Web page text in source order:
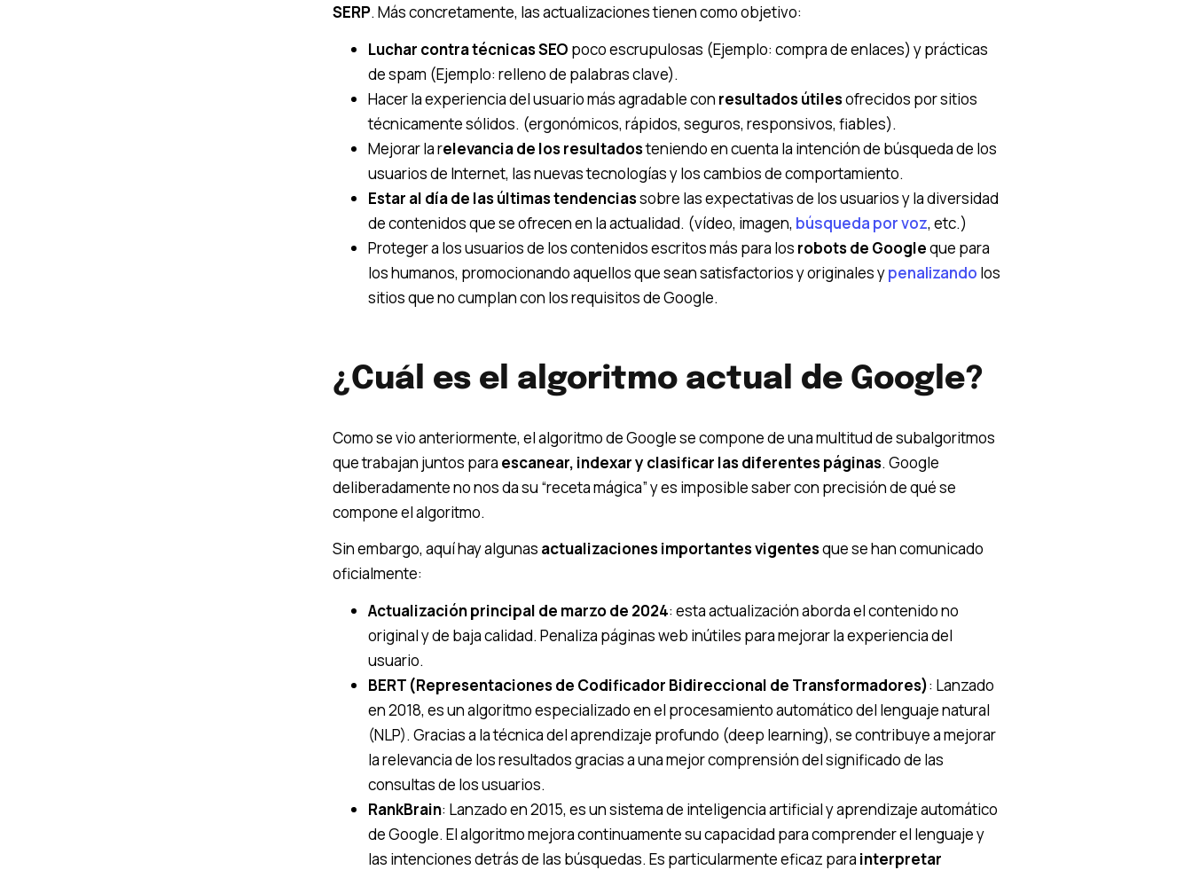
SERP. Más concretamente, las actualizaciones tienen como objetivo:
Luchar contra técnicas SEO poco escrupulosas (Ejemplo: compra de enlaces) y prácticas
de spam (Ejemplo: relleno de palabras clave).
Hacer la experiencia del usuario más agradable con resultados útilesofrecidos por sitios
técnicamente sólidos. (ergonómicos, rápidos, seguros, responsivos, fiables).
Mejorar la relevancia de los resultadosteniendo en cuenta la intención de búsqueda de los
usuarios de Internet, las nuevas tecnologías y los cambios de comportamiento.
Estar al día de las últimas tendenciassobre las expectativas de los usuarios y la diversidad
de contenidos que se ofrecen en la actualidad. (vídeo, imagen, búsqueda por voz, etc.)
Proteger a los usuarios de los contenidos escritos más para los robots de Googleque para
los humanos, promocionando aquellos que sean satisfactorios y originales ypenalizando los
sitios que no cumplan con los requisitos de Google.
¿Cuál es el algoritmo actual de Google?
Como se vio anteriormente, el algoritmo de Google se compone de una multitud de subalgoritmos
que trabajan juntos para escanear, indexar y clasificar las diferentes páginas. Google
deliberadamente no nos da su “receta mágica” y es imposible saber con precisión de qué se
compone el algoritmo.
Sin embargo, aquí hay algunas actualizaciones importantes vigentesque se han comunicado
oficialmente:
Actualización principal de marzo de 2024: esta actualización aborda el contenido no
original y de baja calidad. Penaliza páginas web inútiles para mejorar la experiencia del
usuario.
BERT (Representaciones de Codificador Bidireccional de Transformadores): Lanzado
en 2018, es un algoritmo especializado en el procesamiento automático del lenguaje natural
(NLP). Gracias a la técnica del aprendizaje profundo (deep learning), se contribuye a mejorar
la relevancia de los resultados gracias a una mejor comprensión del significado de las
consultas de los usuarios.
RankBrain: Lanzado en 2015, es un sistema de inteligencia artificial y aprendizaje automático
de Google. El algoritmo mejora continuamente su capacidad para comprender el lenguaje y
las intenciones detrás de las búsquedas. Es particularmente eficaz para interpretar